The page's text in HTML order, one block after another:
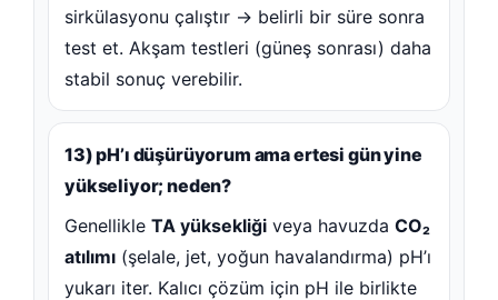
sirkülasyonu çalıştır → belirli bir süre sonra
test et. Akşam testleri (güneş sonrası) daha
stabil sonuç verebilir.
13) pH’ı düşürüyorum ama ertesi gün yine
yükseliyor; neden?
Genellikle TA yüksekliği veya havuzda CO₂
atılımı (şelale, jet, yoğun havalandırma) pH’ı
yukarı iter. Kalıcı çözüm için pH ile birlikte